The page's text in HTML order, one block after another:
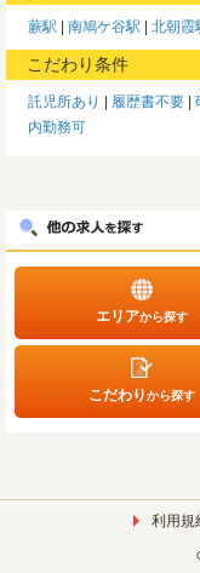
蕨駅 南鳩ケ谷駅 北朝霞
こだわり条件
託児所あり 履歴書不要
内勤務可
エリアから探す
こだわりから探す
利用規